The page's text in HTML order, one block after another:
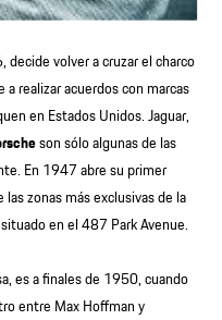
volver a cruzar el charco
realizar acuerdos con marcas
en Estados Unidos. Jaguar,
son sólo algunas de las
En 1947 abre su primer
zonas más exclusivas de la
situado en el 487 Park Avenue.
es a finales de 1950, cuando
entre Max Hoffman y